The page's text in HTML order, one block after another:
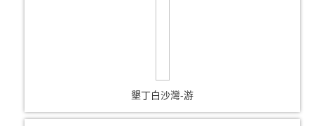
墾丁白沙灣-游